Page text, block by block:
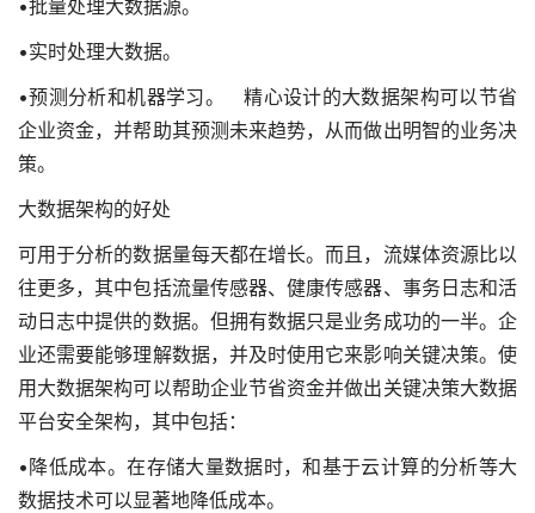
•批量处理大数据源。
•实时处理大数据。
•预测分析和机器学习。 精心设计的大数据架构可以节省
企业资金，并帮助其预测未来趋势，从而做出明智的业务决
策。
大数据架构的好处
可用于分析的数据量每天都在增长。而且，流媒体资源比以
往更多，其中包括流量传感器、健康传感器、事务日志和活
动日志中提供的数据。但拥有数据只是业务成功的一半。企
业还需要能够理解数据，并及时使用它来影响关键决策。使
用大数据架构可以帮助企业节省资金并做出关键决策大数据
平台安全架构，其中包括：
•降低成本。在存储大量数据时，和基于云计算的分析等大
数据技术可以显著地降低成本。